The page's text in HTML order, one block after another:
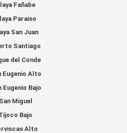
Fañabe
Paraiso
San Juan
Santiago
del Conde
Eugenio Alto
Eugenio Bajo
San Miguel
Bajo
Alto